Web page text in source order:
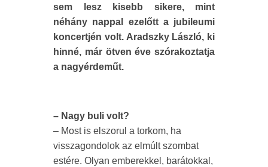
sem lesz kisebb sikere, mint
néhány nappal ezelőtt a jubileumi
koncertjén volt. Aradszky László, ki
hinné, már ötven éve szórakoztatja
a nagyérdeműt.
– Nagy buli volt?
– Most is elszorul a torkom, ha
visszagondolok az elmúlt szombat
estére. Olyan emberekkel, barátokkal,